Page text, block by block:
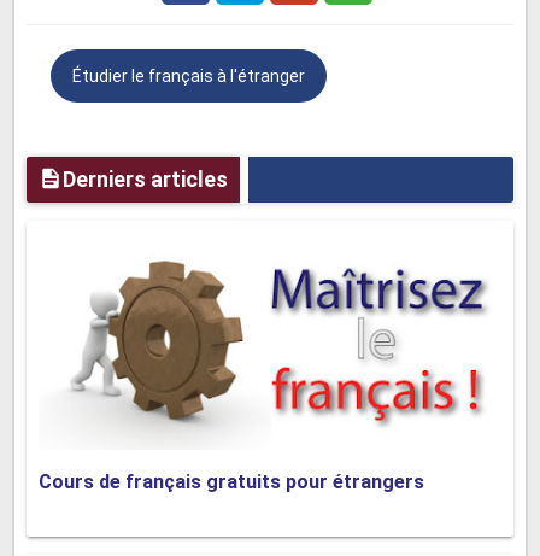
Plus
Étudier le français à l'étranger
Derniers articles
Cours de français gratuits pour étrangers